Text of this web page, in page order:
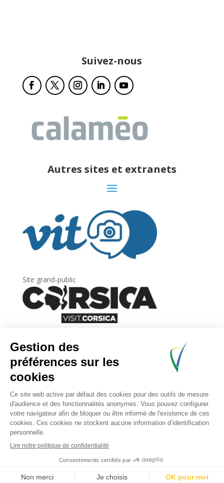
Suivez-nous
Autres sites et extranets
Site grand-public
Newsletter
Inscrivez-vous àla lettre d’information
l’Agence du tourisme de la Corse.
Share This